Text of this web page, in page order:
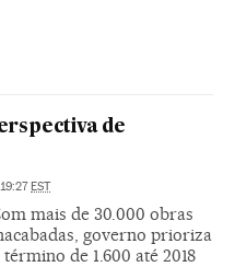
de
EST
mais de 30.000 obras
governo prioriza
término de 1.600 até 2018